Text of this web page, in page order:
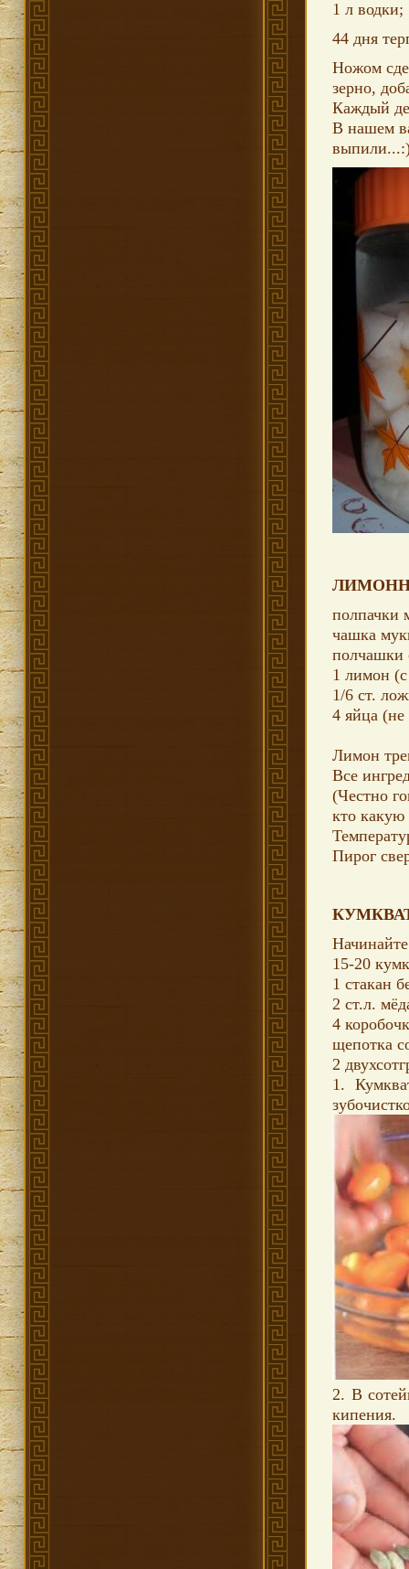
1 л водки;
44 дня
Ножом
зерно,
Каждый
В нашем
полпачки
чашка
полчашки
1 лимон
1/6 ст.
4 яйца (не
Лимон
Все
(Честно
кто какую
Пирог
15-20
1 стакан
2 ст.л.
4
щепотка
2
1.
2. В
кипения.